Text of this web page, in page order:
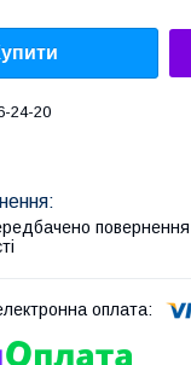
24-20